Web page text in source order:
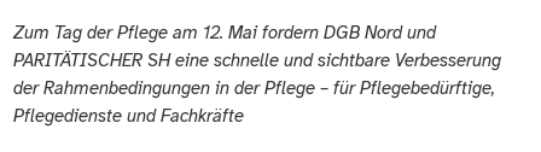
Zum Tag der Pflege am 12. Mai fordern DGB Nord und
PARITÄTISCHER SH eine schnelle und sichtbare Verbesserung
der Rahmenbedingungen in der Pflege – für Pflegebedürftige,
Pflegedienste und Fachkräfte